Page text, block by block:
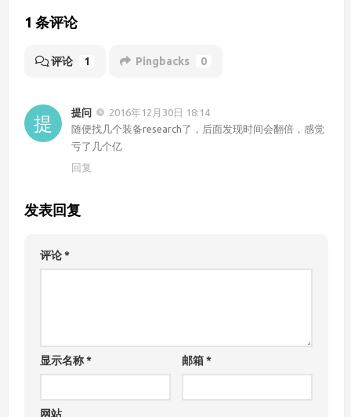
1 条评论
评论 1 Pingbacks 0
提问
2016年12月30日 18:14
随便找几个装备research了，后面发现时间会翻倍，感觉
亏了几个亿
回复
发表回复
评论*
显示名称* 邮箱*
网站